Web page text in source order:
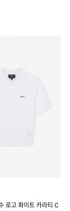
로고 화이트 카라티 C